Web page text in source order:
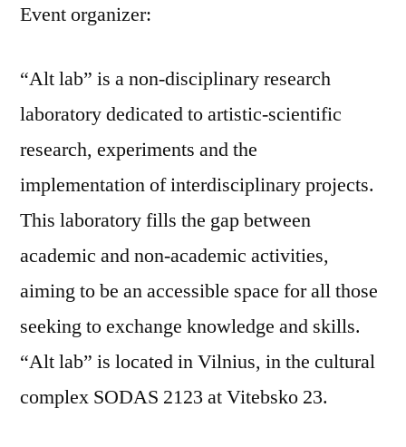
Event organizer:
“Alt lab” is a non-disciplinary research
laboratory dedicated to artistic-scientific
research, experiments and the
implementation of interdisciplinary projects.
This laboratory fills the gap between
academic and non-academic activities,
aiming to be an accessible space for all those
seeking to exchange knowledge and skills.
“Alt lab” is located in Vilnius, in the cultural
complex SODAS 2123 at Vitebsko 23.